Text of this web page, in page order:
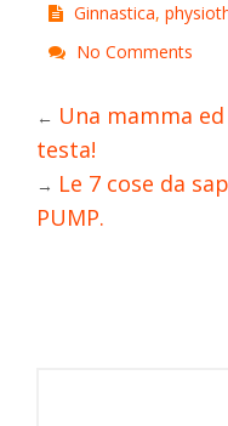
Ginnastica,
No Comments
← Una mamma
testa!
→ Le 7 cose da
PUMP.